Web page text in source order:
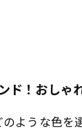
ド！おしゃ
ような色を